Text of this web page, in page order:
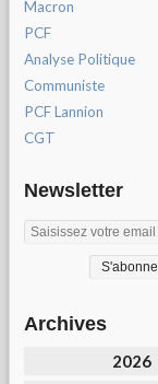
Macron
PCF
Analyse Politique
Communiste
PCF Lannion
CGT
Newsletter
Archives
2026